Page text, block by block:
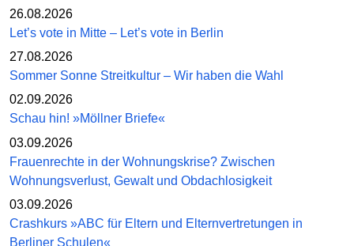
26.08.2026
Let’s vote in Mitte – Let’s vote in Berlin
27.08.2026
Sommer Sonne Streitkultur – Wir haben die Wahl
02.09.2026
Schau hin! »Möllner Briefe«
03.09.2026
Frauenrechte in der Wohnungskrise? Zwischen
Wohnungsverlust, Gewalt und Obdachlosigkeit
03.09.2026
Crashkurs »ABC für Eltern und Elternvertretungen in
Berliner Schulen«